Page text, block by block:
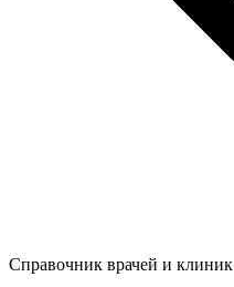
Справочник врачей и клиник